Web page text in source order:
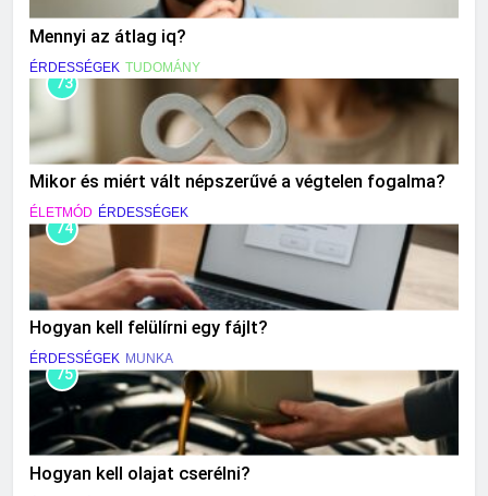
Mennyi az átlag iq?
ÉRDESSÉGEK TUDOMÁNY
73
Mikor és miért vált népszerűvé a végtelen fogalma?
ÉLETMÓD ÉRDESSÉGEK
74
Hogyan kell felülírni egy fájlt?
ÉRDESSÉGEK MUNKA
75
Hogyan kell olajat cserélni?